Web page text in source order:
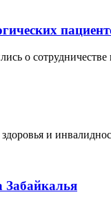
о
и
Забайкалья